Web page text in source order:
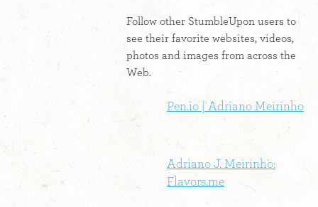
Follow other StumbleUpon users to
see their favorite websites, videos,
photos and images from across the
Web.
Pen.io | Adriano Meirinho
Adriano J. Meirinho:
Flavors.me